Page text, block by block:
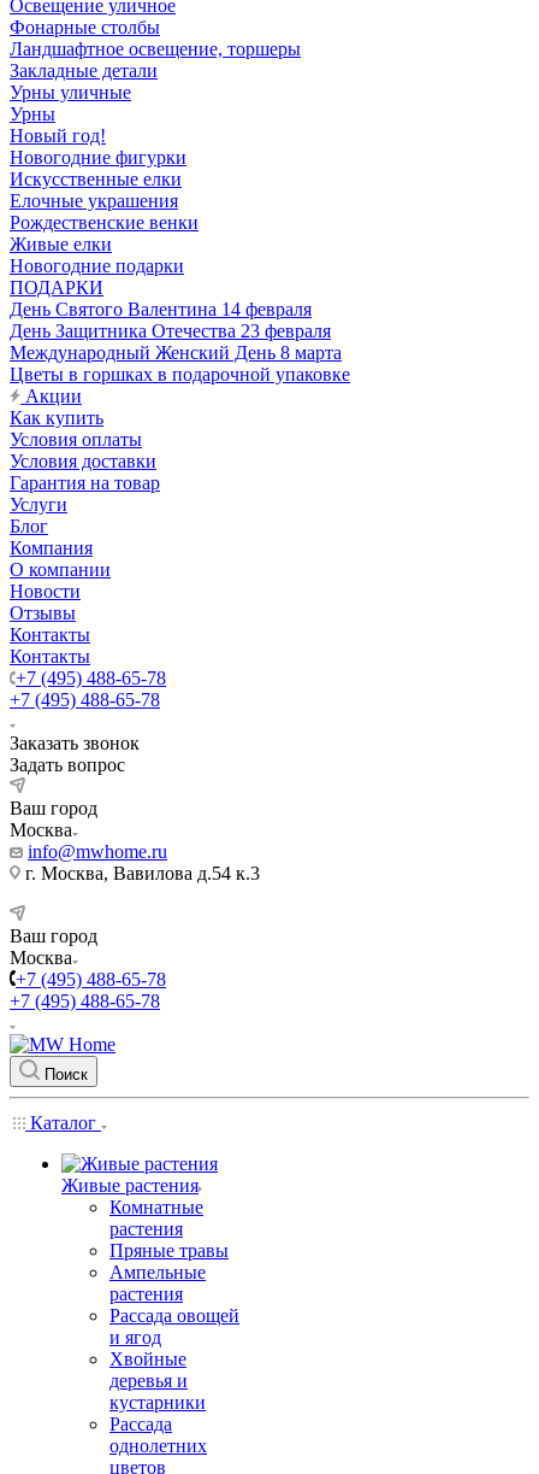
Освещение уличное
Фонарные столбы
Ландшафтное освещение, торшеры
Закладные детали
Урны уличные
Урны
Новый год!
Новогодние фигурки
Искусственные елки
Елочные украшения
Рождественские венки
Живые елки
Новогодние подарки
ПОДАРКИ
День Святого Валентина 14 февраля
День Защитника Отечества 23 февраля
Международный Женский День 8 марта
Цветы в горшках в подарочной упаковке
Акции
Как купить
Условия оплаты
Условия доставки
Гарантия на товар
Услуги
Блог
Компания
О компании
Новости
Отзывы
Контакты
Контакты
+7 (495) 488-65-78
+7 (495) 488-65-78
Заказать звонок
Задать вопрос
Ваш город
Москва
info@mwhome.ru
г. Москва, Вавилова д.54 к.3
Ваш город
Москва
+7 (495) 488-65-78
+7 (495) 488-65-78
Поиск
Каталог
Живые растения
Комнатные
растения
Пряные травы
Ампельные
растения
Рассада овощей
и ягод
Хвойные
деревья и
кустарники
Рассада
однолетних
цветов